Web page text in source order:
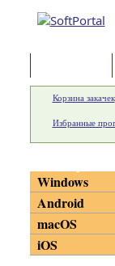
Корзина закачек
Избранные
Windows
Android
macOS
iOS